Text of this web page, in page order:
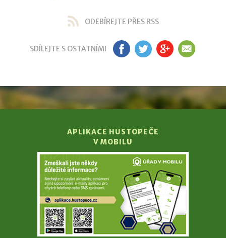
ODEBÍREJTE PŘES RSS
SDÍLEJTE S OSTATNÍMI FB TW GP EM
APLIKACE HUSTOPEČE
V MOBILU